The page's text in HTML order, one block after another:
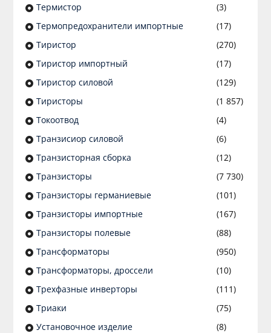
Термистор
(3)
Термопредохранители импортные
(17)
Тиристор
(270)
Тиристор импортный
(17)
Тиристор силовой
(129)
Тиристоры
(1 857)
Токоотвод
(4)
Транзисиор силовой
(6)
Транзисторная сборка
(12)
Транзисторы
(7 730)
Транзисторы германиевые
(101)
Транзисторы импортные
(167)
Транзисторы полевые
(88)
Трансформаторы
(950)
Трансформаторы, дроссели
(10)
Трехфазные инверторы
(111)
Триаки
(75)
Установочное изделие
(8)